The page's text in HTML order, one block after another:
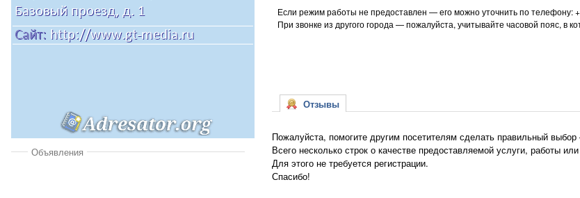
Объявления
Если режим работы не предоставлен — его можно уточнить по телефону:
При звонке из другого города — пожалуйста, учитывайте часовой пояс, в
Отзывы
Пожалуйста, помогите другим посетителям сделать правильный
Всего несколько строк о качестве предоставляемой услуги, работы
Для этого не требуется регистрации.
Спасибо!